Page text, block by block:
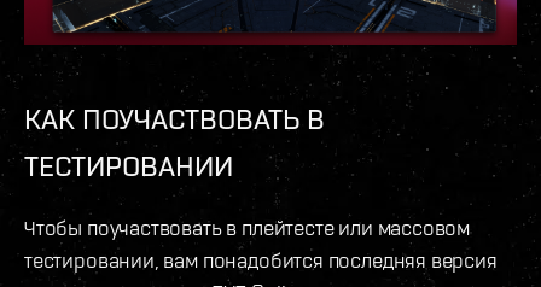
КАК ПОУЧАСТВОВАТЬ В
ТЕСТИРОВАНИИ
Чтобы поучаствовать в плейтесте или массовом
тестировании, вам понадобится последняя версия